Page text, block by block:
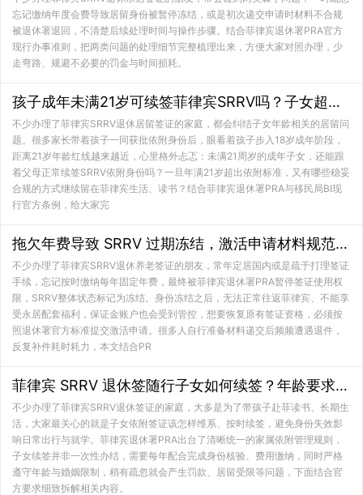
忘记缴纳年度会费导致居留身份被暂停冻结，或是初次递交申请时材料不合规
被退休署退回，不清楚后续处理时间与操作步骤。结合菲律宾退休署PRA官方
现行办事准则，把两类问题的处理细节完整梳理出来，方便大家对照办理，少
走弯路、规避不必要的罚金与时间损耗。
孩子成年未满21岁可续签菲律宾SRRV吗？子女超龄合规居留过渡办法详解
不少办理了菲律宾SRRV退休居留签证的家庭，都会纠结子女年龄相关的居留问
题。很多家长带着孩子一同获批依附身份后，眼看着孩子步入18岁成年阶段，
距离21岁年龄红线越来越近，心里格外忐忑：未满21周岁的成年子女，还能跟
着父母正常续签SRRV依附身份吗？一旦年满21岁超出依附标准，又有哪些稳妥
合规的方式继续留在菲律宾生活、读书？结合菲律宾退休署PRA与移民局BI现
行官方条例，给大家完
拖欠年费导致 SRRV 过期冻结，激活申请材料规范与退件解决办法
不少办理了菲律宾SRRV退休养老签证的朋友，常年定居国内或是疏于打理签证
手续，忘记按时缴纳每年固定年费，最终被菲律宾退休署PRA暂停签证使用权
限，SRRV整体状态标记为冻结。身份冻结之后，无法正常往返菲律宾、不能享
受永居配套福利，保证金账户也会受到管控，想要恢复原有签证资格，必须按
照退休署官方标准提交激活申请。很多人自行准备材料递交后频频遭遇退件，
反复补件耗时耗力，本文结合PR
菲律宾 SRRV 退休签随行子女如何续签？年龄要求与办理流程详解
不少办理了菲律宾SRRV退休签证的家庭，大多是为了带孩子赴菲读书、长期生
活，大家最关心的就是子女依附签证该怎样维系、按时续签，避免身份失效影
响日常出行与就学。菲律宾退休署PRA出台了清晰统一的家属依附管理规则，
子女续签并非一次性办结，需要每年配合完成身份核验、费用缴纳，同时严格
遵守年龄与婚姻限制，稍有疏忽就会产生罚款、居留受限等问题，下面结合官
方要求细致拆解相关内容。